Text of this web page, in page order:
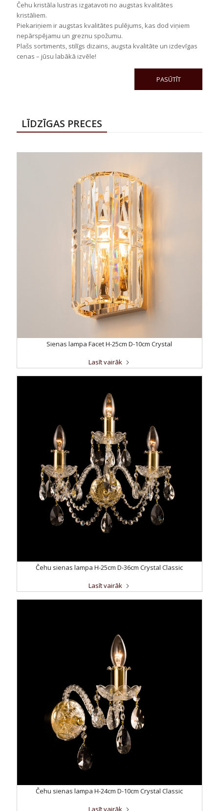
Čehu kristāla lustras izgatavoti no augstas kvalitātes
kristāliem.
Piekariņiem ir augstas kvalitātes pulējums, kas dod viņiem
nepārspējamu un greznu spožumu.
Plašs sortiments, stilīgs dizains, augsta kvalitāte un izdevīgas
cenas – jūsu labākā izvēle!
PASŪTĪT
LĪDZĪGAS PRECES
Sienas lampa Facet H-25cm D-10cm Crystal
Lasīt vairāk
Čehu sienas lampa H-25cm D-36cm Crystal Classic
Lasīt vairāk
Čehu sienas lampa H-24cm D-10cm Crystal Classic
Lasīt vairāk